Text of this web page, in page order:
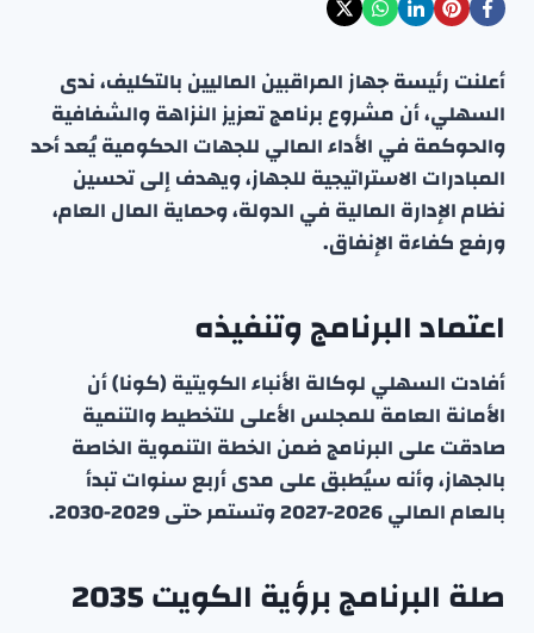
أعلنت رئيسة جهاز المراقبين الماليين بالتكليف، ندى
السهلي، أن مشروع برنامج تعزيز النزاهة والشفافية
والحوكمة في الأداء المالي للجهات الحكومية يُعد أحد
المبادرات الاستراتيجية للجهاز، ويهدف إلى تحسين
نظام الإدارة المالية في الدولة، وحماية المال العام،
ورفع كفاءة الإنفاق.
اعتماد البرنامج وتنفيذه
أفادت السهلي لوكالة الأنباء الكويتية (كونا) أن
الأمانة العامة للمجلس الأعلى للتخطيط والتنمية
صادقت على البرنامج ضمن الخطة التنموية الخاصة
بالجهاز، وأنه سيُطبق على مدى أربع سنوات تبدأ
بالعام المالي 2026-2027 وتستمر حتى 2029-2030.
صلة البرنامج برؤية الكويت 2035